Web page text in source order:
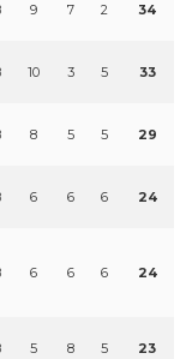
9 7 2 34
10 3 5 33
8 5 5 29
6 6 6 24
6 6 6 24
5 8 5 23